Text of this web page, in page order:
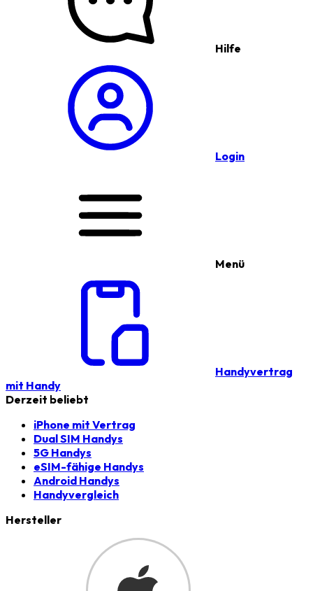
Hilfe
Login
Menü
Handyvertrag
mit Handy
Derzeit beliebt
iPhone mit Vertrag
Dual SIM Handys
5G Handys
eSIM-fähige Handys
Android Handys
Handyvergleich
Hersteller